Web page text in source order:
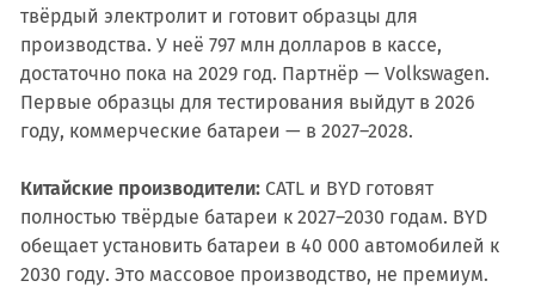
твёрдый электролит и готовит образцы для
производства. У неё 797 млн долларов в кассе,
достаточно пока на 2029 год. Партнёр — Volkswagen.
Первые образцы для тестирования выйдут в 2026
году, коммерческие батареи — в 2027–2028.
Китайские производители:CATL и BYD готовят
полностью твёрдые батареи к 2027–2030 годам. BYD
обещает установить батареи в 40 000 автомобилей к
2030 году. Это массовое производство, не премиум.